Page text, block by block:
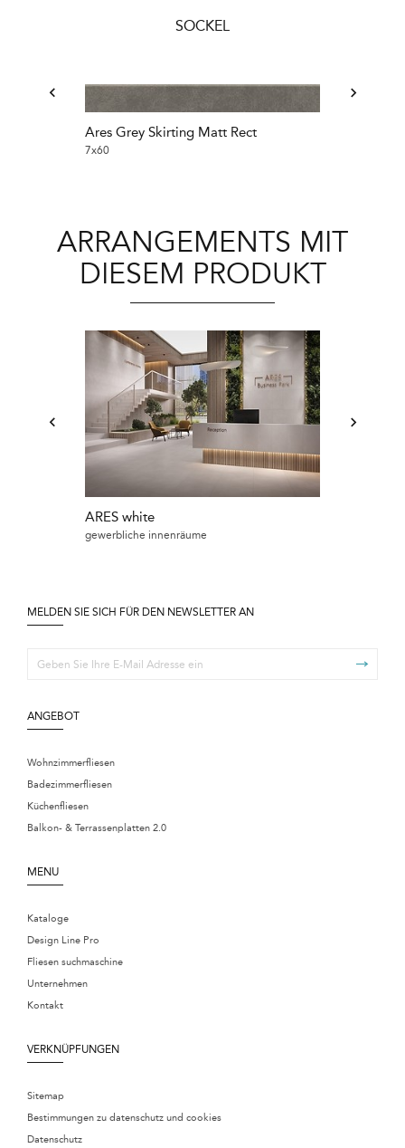
SOCKEL
Ares Grey Skirting Matt Rect
7x60
ARRANGEMENTS MIT
DIESEM PRODUKT
ARES white
gewerbliche innenräume
MELDEN SIE SICH FÜR DEN NEWSLETTER AN
ANGEBOT
Wohnzimmerfliesen
Badezimmerfliesen
Küchenfliesen
Balkon- & Terrassenplatten 2.0
MENU
Kataloge
Design Line Pro
Fliesen suchmaschine
Unternehmen
Kontakt
VERKNÜPFUNGEN
Sitemap
Bestimmungen zu datenschutz und cookies
Datenschutz